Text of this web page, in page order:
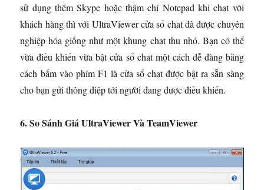
sử dụng thêm Skype hoặc thậm chí Notepad khi chat với
khách hàng thì với UltraViewer cửa sổ chat đã được chuyên
nghiệp hóa giống như một khung chat thu nhỏ. Bạn có thể
vừa điều khiển vừa bật cửa sổ chat một cách dễ dàng bằng
cách bấm vào phím F1 là cửa sổ chat được bật ra sẵn sàng
cho bạn gửi thông điệp tới người đang được điều khiển.
6. So Sánh Giá UltraViewer Và TeamViewer